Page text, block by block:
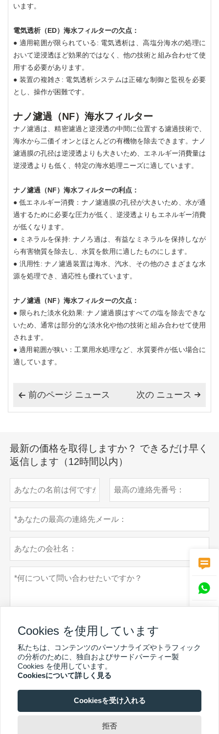
います。
電気透析（ED）海水フィルターの欠点：
● 適用範囲が限られている: 電気透析は、高塩分海水の処理に
おいて逆浸透ほど効果的ではなく、他の技術と組み合わせて使
用​​する必要があります。
● 装置の複雑さ: 電気透析システムは正確な制御と監視を必要
とし、操作が困難です。
ナノ濾過（NF）海水フィルター
ナノ濾過は、精密濾過と逆浸透の中間に位置する濾過技術で、
海水から二価イオンとほとんどの有機物を除去できます。ナノ
濾過膜の孔径は逆浸透よりも大きいため、エネルギー消費量は
逆浸透よりも低く、特定の海水処理ニーズに適しています。
ナノ濾過（NF）海水フィルターの利点：
● 低エネルギー消費：ナノ濾過膜の孔径が大きいため、水が通
過するために必要な圧力が低く、逆浸透よりもエネルギー消費
が低くなります。
● ミネラルを保持: ナノろ過は、有益なミネラルを保持しなが
ら有害物質を除去し、水質を飲用に適したものにします。
● 汎用性: ナノ濾過装置は海水、汽水、その他のさまざまな水
源を処理でき、適応性も優れています。
ナノ濾過（NF）海水フィルターの欠点：
● 限られた淡水化効果: ナノ濾過膜はすべての塩を除去できな
いため、通常は部分的な淡水化や他の技術と組み合わせて使用​​
されます。
● 適用範囲が狭い：工業用水処理など、水質要件が低い場合に
適しています。
 前のページ ニュース 
次の ニュース
最新の価格を取得しますか？ できるだけ早く
返信します（12時間以内）
提出する 個人情報保護方針
CopyrightBy©GuangzhouChunkeEnvironmental Technology Co. Ltd.Email：



Cookies を使用しています
私たちは、コンテンツのパーソナライズやトラフィック
の分析のために、独自およびサードパーティー製
Cookies を使用しています。
Cookiesについて詳しく見る
Cookiesを受け入れる
拒否